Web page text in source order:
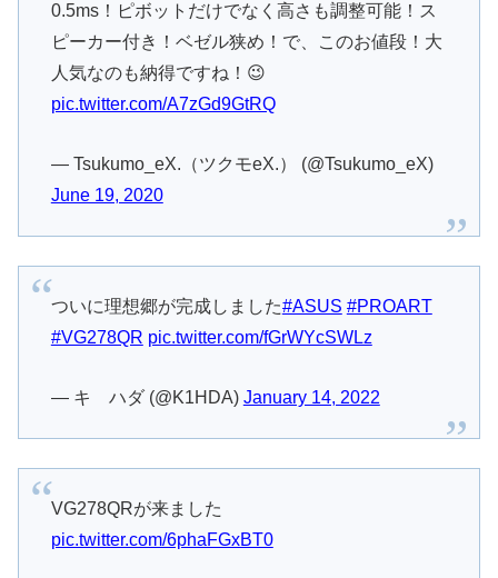
0.5ms！ピボットだけでなく高さも調整可能！ス
ピーカー付き！ベゼル狭め！で、このお値段！大
人気なのも納得ですね！😉
pic.twitter.com/A7zGd9GtRQ
— Tsukumo_eX.（ツクモeX.） (@Tsukumo_eX)
June 19, 2020
ついに理想郷が完成しました#ASUS #PROART
#VG278QR pic.twitter.com/fGrWYcSWLz
— キ゚ハダ (@K1HDA) January 14, 2022
VG278QRが来ました
pic.twitter.com/6phaFGxBT0